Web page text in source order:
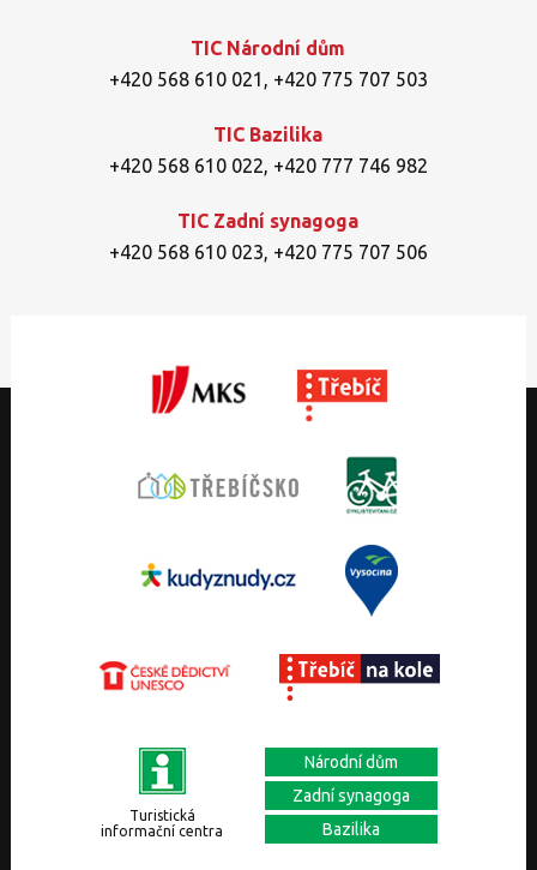
TIC Národní dům
+420 568 610 021 , +420 775 707 503
TIC Bazilika
+420 568 610 022, +420 777 746 982
TIC Zadní synagoga
+420 568 610 023, +420 775 707 506
Turistická
informační centra
Národní dům
Zadní synagoga
Bazilika